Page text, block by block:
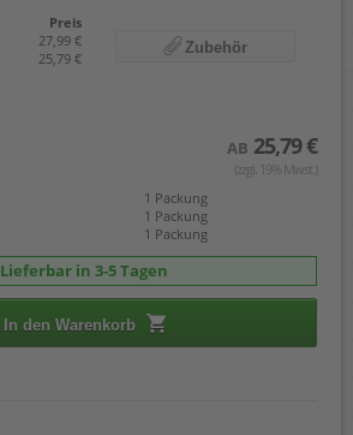
Preis
27,99 €
25,79 €
Zubehör
AB 25,79 €
(zzgl. 19% Mwst.)
1 Packung
1 Packung
1 Packung
Lieferbar in 3-5 Tagen
In den Warenkorb